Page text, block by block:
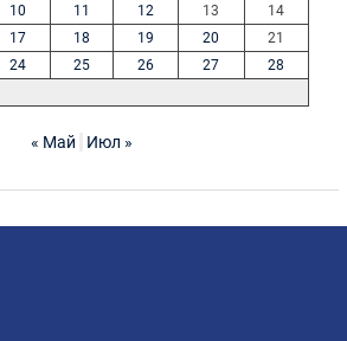
10 11 12 13
14
17 18 19 20
21
24 25 26 27
28
« Май Июл »